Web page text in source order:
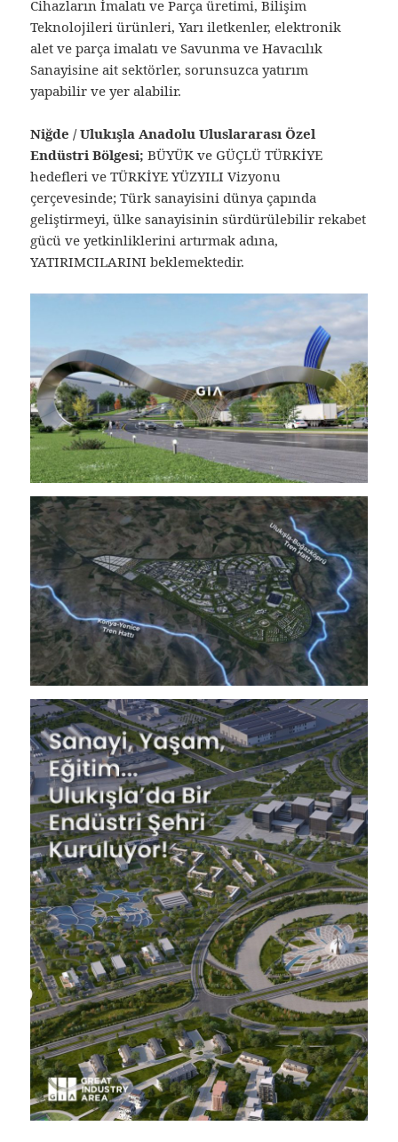
Cihazların İmalatı ve Parça üretimi, Bilişim
Teknolojileri ürünleri, Yarı iletkenler, elektronik
alet ve parça imalatı ve Savunma ve Havacılık
Sanayisine ait sektörler, sorunsuzca yatırım
yapabilir ve yer alabilir.
Niğde / Ulukışla Anadolu Uluslararası Özel
Endüstri Bölgesi;BÜYÜK ve GÜÇLÜ TÜRKİYE
hedefleri ve TÜRKİYE YÜZYILI Vizyonu
çerçevesinde; Türk sanayisini dünya çapında
geliştirmeyi, ülke sanayisinin sürdürülebilir rekabet
gücü ve yetkinliklerini artırmak adına,
YATIRIMCILARINI beklemektedir.